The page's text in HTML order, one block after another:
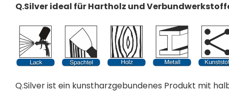
Q.Silver ideal für Hartholz und
Q.Silver ist ein kunstharzgebundenes Produkt mit